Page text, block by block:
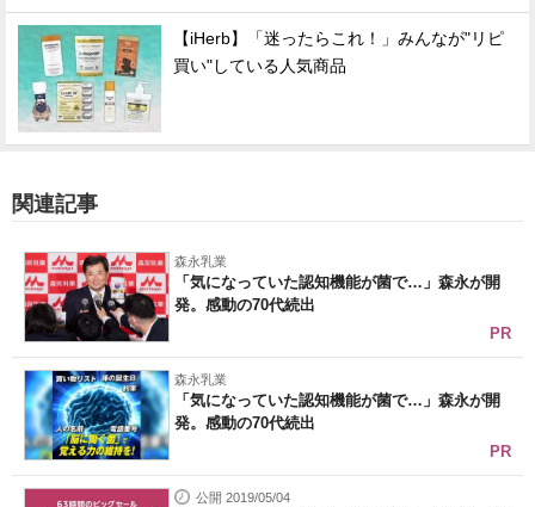
【iHerb】「迷ったらこれ！」みんなが"リピ
買い"している人気商品
関連記事
森永乳業
「気になっていた認知機能が菌で…」森永が開
発。感動の70代続出
PR
森永乳業
「気になっていた認知機能が菌で…」森永が開
発。感動の70代続出
PR
公開 2019/05/04